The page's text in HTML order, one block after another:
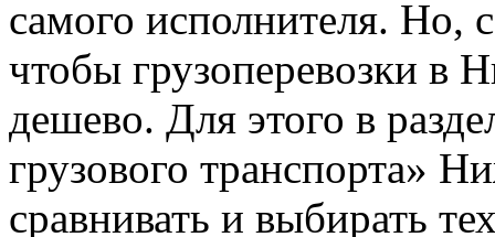
самого исполнителя. Но,
чтобы грузоперевозки в
дешево. Для этого в
грузового транспорта»
сравнивать и выбирать